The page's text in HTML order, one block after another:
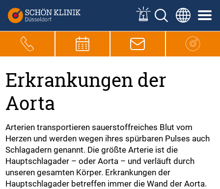
Erkrankungen der
Aorta
Arterien transportieren sauerstoffreiches Blut vom
Herzen und werden wegen ihres spürbaren Pulses auch
Schlagadern genannt. Die größte Arterie ist die
Hauptschlagader – oder Aorta – und verläuft durch
unseren gesamten Körper. Erkrankungen der
Hauptschlagader betreffen immer die Wand der Aorta.